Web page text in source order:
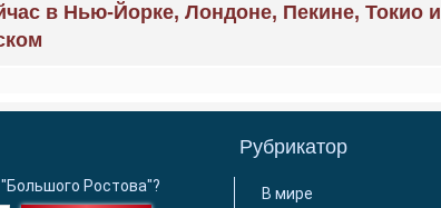
в Нью-Йорке, Лондоне, Пекине, Токио и
Ростова"?
Рубрикатор
В мире